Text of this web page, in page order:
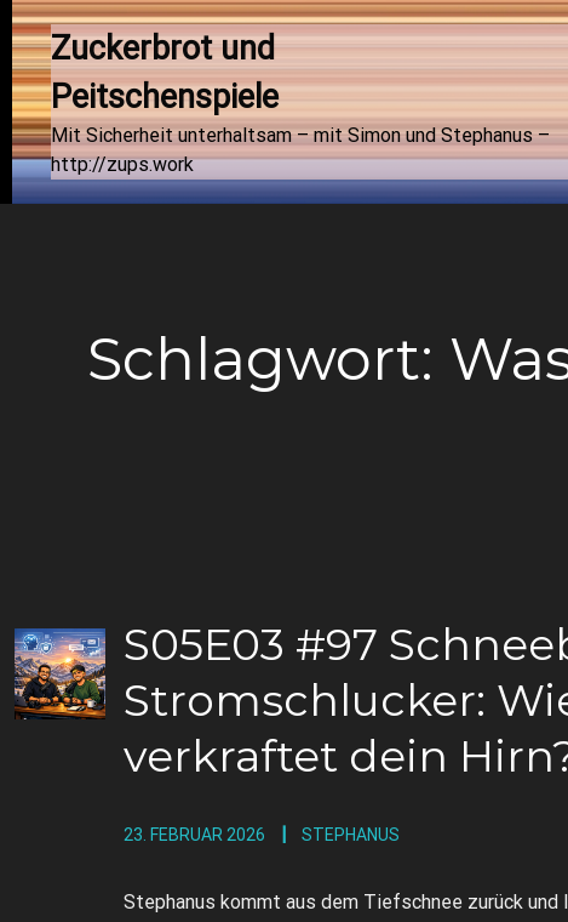
Zuckerbrot und
Peitschenspiele
Mit Sicherheit unterhaltsam – mit Simon und Stephanus –
http://zups.work
Schlagwort:
S05E03 #97
Stromschlucker:
verkraftet dein
23. FEBRUAR 2026 STEPHANUS
Stephanus kommt aus dem Tiefschnee zurück